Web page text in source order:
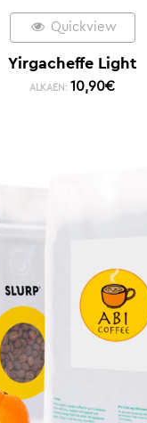
Quickview
Yirgacheffe Light
ALKAEN: 10,90€